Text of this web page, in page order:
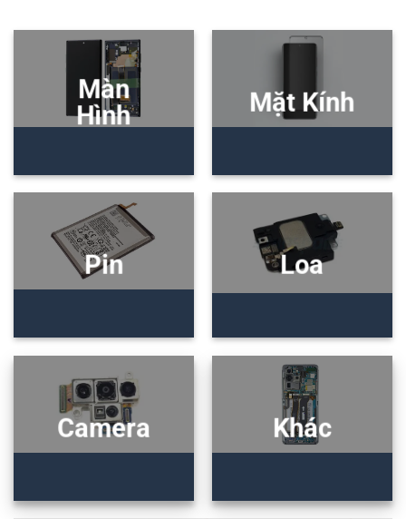
Màn
Hình
Mặt Kính
Pin Loa
Camera Khác